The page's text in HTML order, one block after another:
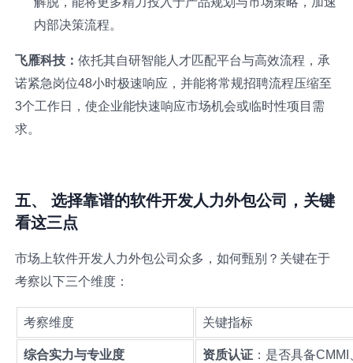
内部决策流程。
飞雁科技：依托其自研智能人才匹配平台与高效流程，承
诺紧急岗位48小时极速响应，并能将常规招聘流程压缩至
3个工作日，使企业能快速响应市场机会或临时性项目需
求。
五、 选择靠谱的软件开发人力外包公司，关键
看这三点
市场上软件开发人力外包公司众多，如何甄别？关键在于
考察以下三个维度：
考察维度 关键指标
综合实力与专业度 资质认证 ：是否具备CMMI